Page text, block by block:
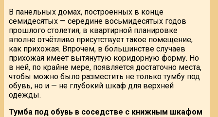
В панельных домах, построенных в конце
семидесятых — середине восьмидесятых годов
прошлого столетия, в квартирной планировке
вполне отчётливо присутствует такое помещение,
как прихожая. Впрочем, в большинстве случаев
прихожая имеет вытянутую коридорную форму. Но
в ней, по крайне мере, появляется достаточно места,
чтобы можно было разместить не только тумбу под
обувь, но и — не глубокий шкаф для верхней
одежды.
Тумба под обувь в соседстве с книжным шкафом